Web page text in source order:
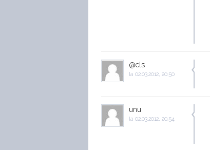
@cls
la 02.03.2012, 20:50
unu
la 02.03.2012, 20:54